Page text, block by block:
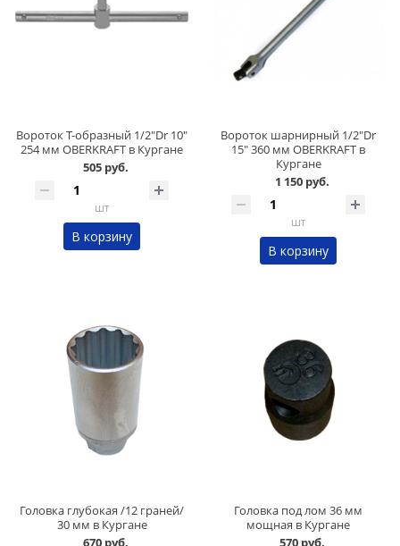
Вороток Т-образный 1/2"Dr 10"
254 мм OBERKRAFT в Кургане
505 руб.
шт
В корзину
Вороток шарнирный 1/2"Dr
15" 360 мм OBERKRAFT в
Кургане
1 150 руб.
шт
В корзину
Головка глубокая /12 граней/
30 мм в Кургане
670 руб.
Головка под лом 36 мм
мощная в Кургане
570 руб.